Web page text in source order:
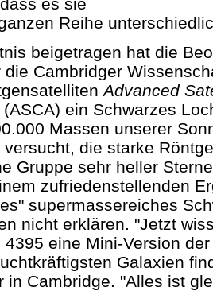
Reihe
beigetragen hat die
die Cambridger
Advanced
(ASCA) ein Schwarzes
Massen unserer
die starke
Gruppe sehr heller
zufriedenstellenden
supermassereiches
nicht erklären. "Jetzt
4395 eine Mini-Version
Galaxien
in Cambridge. "Alles ist